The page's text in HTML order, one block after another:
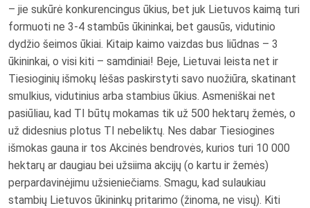
– jie sukūrė konkurencingus ūkius, bet juk Lietuvos kaimą turi
formuoti ne 3-4 stambūs ūkininkai, bet gausūs, vidutinio
dydžio šeimos ūkiai. Kitaip kaimo vaizdas bus liūdnas – 3
ūkininkai, o visi kiti – samdiniai! Beje, Lietuvai leista net ir
Tiesioginių išmokų lėšas paskirstyti savo nuožiūra, skatinant
smulkius, vidutinius arba stambius ūkius. Asmeniškai net
pasiūliau, kad TI būtų mokamas tik už 500 hektarų žemės, o
už didesnius plotus TI nebeliktų. Nes dabar Tiesiogines
išmokas gauna ir tos Akcinės bendrovės, kurios turi 10 000
hektarų ar daugiau bei užsiima akcijų (o kartu ir žemės)
perpardavinėjimu užsieniečiams. Smagu, kad sulaukiau
stambių Lietuvos ūkininkų pritarimo (žinoma, ne visų). Kiti